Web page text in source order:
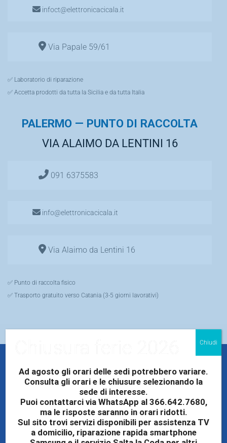
infoct@elettronicacicala.it
Via Papale 59/61
✅ Laboratorio di riparazione
✅ Accetta prodotti da tutta la Sicilia e da tutta Italia
PALERMO — PUNTO DI RACCOLTA
VIA ALAIMO DA LENTINI 16
091 6375583
info@elettronicacicala.it
Via Alaimo da Lentini 16
✅ Punto di raccolta fisico
✅ Trasporto gratuito verso Catania (3-5 giorni lavorativi)
PERCHÉ SCEGLIERE
ELETTRONICA CICALA PER
L'ASSISTENZA TABLET
Ad agosto gli orari delle sedi potrebbero variare.
Consulta gli orari e le chiusure selezionando la
sede di interesse.
Puoi contattarci via WhatsApp al 366.642.7680,
ma le risposte saranno in orari ridotti.
Sul sito trovi servizi disponibili per assistenza TV
a domicilio, riparazione rapida smartphone
Chiudi